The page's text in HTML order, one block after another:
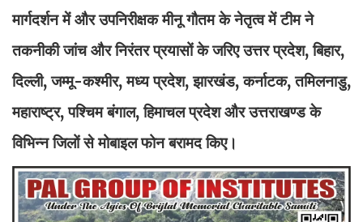
मार्गदर्शन में और उपनिरीक्षक मीनू गौतम के नेतृत्व में टीम ने
तकनीकी जांच और निरंतर प्रयासों के जरिए उत्तर प्रदेश, बिहार,
दिल्ली, जम्मू-कश्मीर, मध्य प्रदेश, झारखंड, कर्नाटक, तमिलनाडु,
महाराष्ट्र, पश्चिम बंगाल, हिमाचल प्रदेश और उत्तराखण्ड के
विभिन्न जिलों से मोबाइल फोन बरामद किए।